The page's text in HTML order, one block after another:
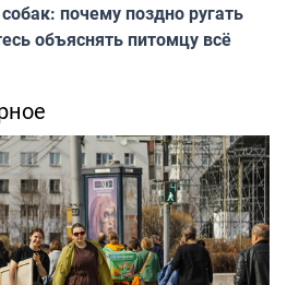
почему поздно ругать
объяснять питомцу всё